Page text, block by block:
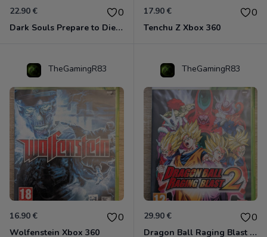
22.90 € 0
Dark Souls Prepare to Die Edition XBOX 360
17.90 € 0
Tenchu Z Xbox 360
TheGamingR83
16.90 € 0
Wolfenstein Xbox 360
TheGamingR83
29.90 € 0
Dragon Ball Raging Blast 2 Xbox 360